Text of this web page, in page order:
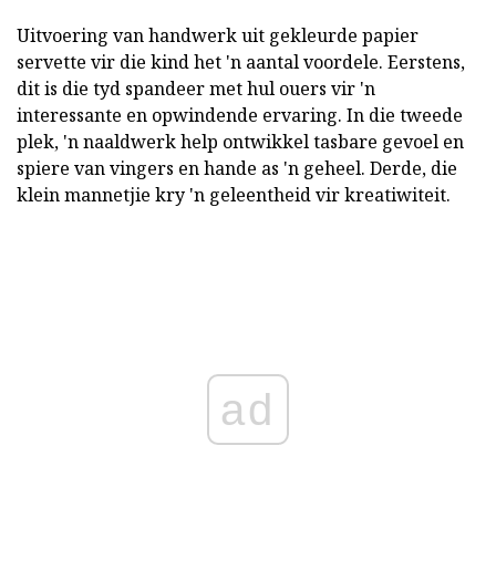
Uitvoering van handwerk uit gekleurde papier
servette vir die kind het 'n aantal voordele. Eerstens,
dit is die tyd spandeer met hul ouers vir 'n
interessante en opwindende ervaring. In die tweede
plek, 'n naaldwerk help ontwikkel tasbare gevoel en
spiere van vingers en hande as 'n geheel. Derde, die
klein mannetjie kry 'n geleentheid vir kreatiwiteit.
ad